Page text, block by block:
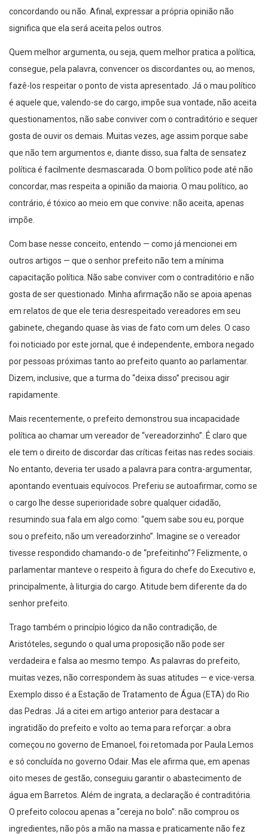
concordando ou não. Afinal, expressar a própria opinião não
significa que ela será aceita pelos outros.
Quem melhor argumenta, ou seja, quem melhor pratica a política,
consegue, pela palavra, convencer os discordantes ou, ao menos,
fazê-los respeitar o ponto de vista apresentado. Já o mau político
é aquele que, valendo-se do cargo, impõe sua vontade, não aceita
questionamentos, não sabe conviver com o contraditório e sequer
gosta de ouvir os demais. Muitas vezes, age assim porque sabe
que não tem argumentos e, diante disso, sua falta de sensatez
política é facilmente desmascarada. O bom político pode até não
concordar, mas respeita a opinião da maioria. O mau político, ao
contrário, é tóxico ao meio em que convive: não aceita, apenas
impõe.
Com base nesse conceito, entendo — como já mencionei em
outros artigos — que o senhor prefeito não tem a mínima
capacitação política. Não sabe conviver com o contraditório e não
gosta de ser questionado. Minha afirmação não se apoia apenas
em relatos de que ele teria desrespeitado vereadores em seu
gabinete, chegando quase às vias de fato com um deles. O caso
foi noticiado por este jornal, que é independente, embora negado
por pessoas próximas tanto ao prefeito quanto ao parlamentar.
Dizem, inclusive, que a turma do “deixa disso” precisou agir
rapidamente.
Mais recentemente, o prefeito demonstrou sua incapacidade
política ao chamar um vereador de “vereadorzinho”. É claro que
ele tem o direito de discordar das críticas feitas nas redes sociais.
No entanto, deveria ter usado a palavra para contra-argumentar,
apontando eventuais equívocos. Preferiu se autoafirmar, como se
o cargo lhe desse superioridade sobre qualquer cidadão,
resumindo sua fala em algo como: “quem sabe sou eu, porque
sou o prefeito, não um vereadorzinho”. Imagine se o vereador
tivesse respondido chamando-o de “prefeitinho”? Felizmente, o
parlamentar manteve o respeito à figura do chefe do Executivo e,
principalmente, à liturgia do cargo. Atitude bem diferente da do
senhor prefeito.
Trago também o princípio lógico da não contradição, de
Aristóteles, segundo o qual uma proposição não pode ser
verdadeira e falsa ao mesmo tempo. As palavras do prefeito,
muitas vezes, não correspondem às suas atitudes — e vice-versa.
Exemplo disso é a Estação de Tratamento de Água (ETA) do Rio
das Pedras. Já a citei em artigo anterior para destacar a
ingratidão do prefeito e volto ao tema para reforçar: a obra
começou no governo de Emanoel, foi retomada por Paula Lemos
e só concluída no governo Odair. Mas ele afirma que, em apenas
oito meses de gestão, conseguiu garantir o abastecimento de
água em Barretos. Além de ingrata, a declaração é contraditória.
O prefeito colocou apenas a “cereja no bolo”: não comprou os
ingredientes, não pôs a mão na massa e praticamente não fez